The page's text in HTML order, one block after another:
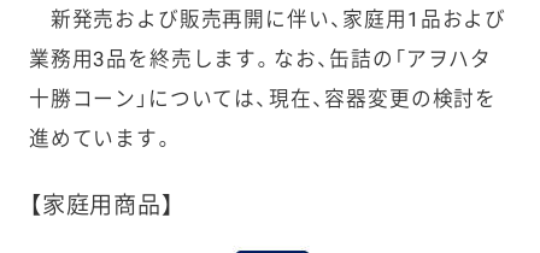
新発売および販売再開に伴い、家庭用1品および
業務用3品を終売します。なお、缶詰の「アヲハタ
十勝コーン」については、現在、容器変更の検討を
進めています。
【家庭用商品】